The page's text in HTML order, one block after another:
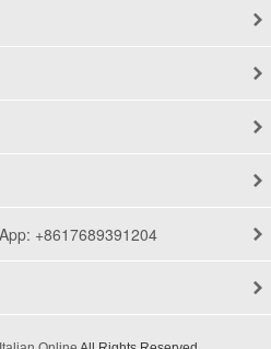
+8617689391204